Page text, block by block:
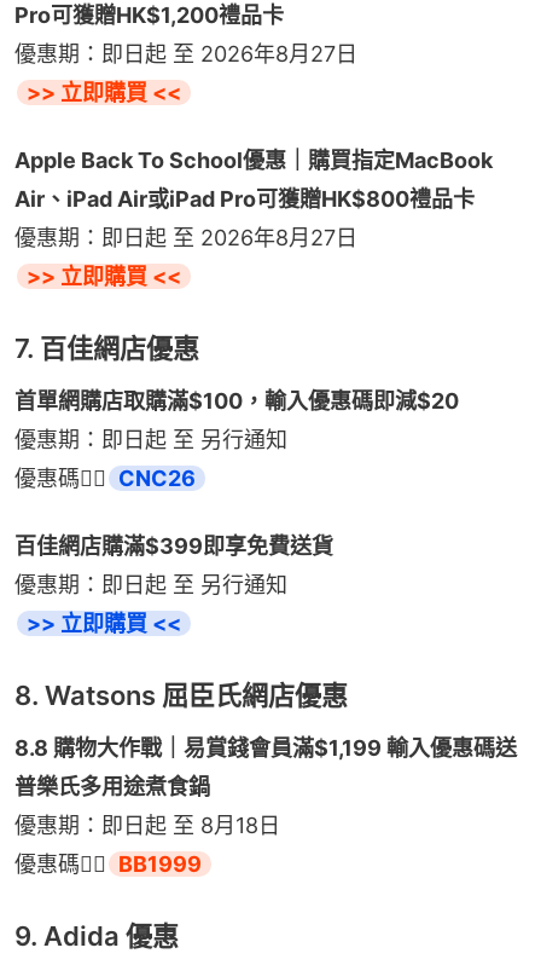
Pro可獲贈HK$1,200禮品卡
優惠期：即日起 至 2026年8月27日
>> 立即購買 <<
Apple Back To School優惠｜購買指定MacBook
Air、iPad Air或iPad Pro可獲贈HK$800禮品卡
優惠期：即日起 至 2026年8月27日
>> 立即購買 <<
7. 百佳網店優惠
首單網購店取購滿$100，輸入優惠碼即減$20
優惠期：即日起 至 另行通知
優惠碼👉🏻
CNC26
百佳網店購滿$399即享免費送貨
優惠期：即日起 至 另行通知
>> 立即購買 <<
8. Watsons 屈臣氏網店優惠
8.8 購物大作戰｜易賞錢會員滿$1,199 輸入優惠碼送
普樂氏多用途煮食鍋
優惠期：即日起 至 8月18日
優惠碼👉🏻
BB1999
9. Adida 優惠